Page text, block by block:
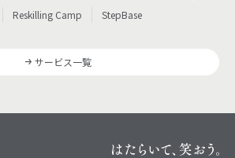
Reskilling Camp StepBase
サービス一覧